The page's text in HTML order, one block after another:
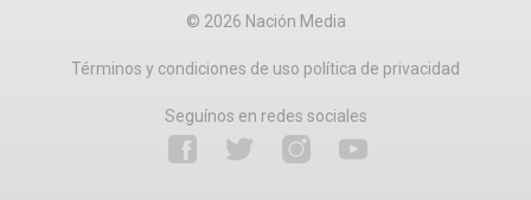
© 2026 Nación Media
Términos y condiciones de uso política de privacidad
Seguínos en redes sociales